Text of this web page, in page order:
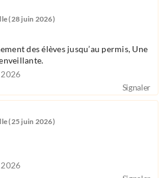
(28 juin 2026)
des élèves jusqu’au permis, Une
Signaler
(25 juin 2026)